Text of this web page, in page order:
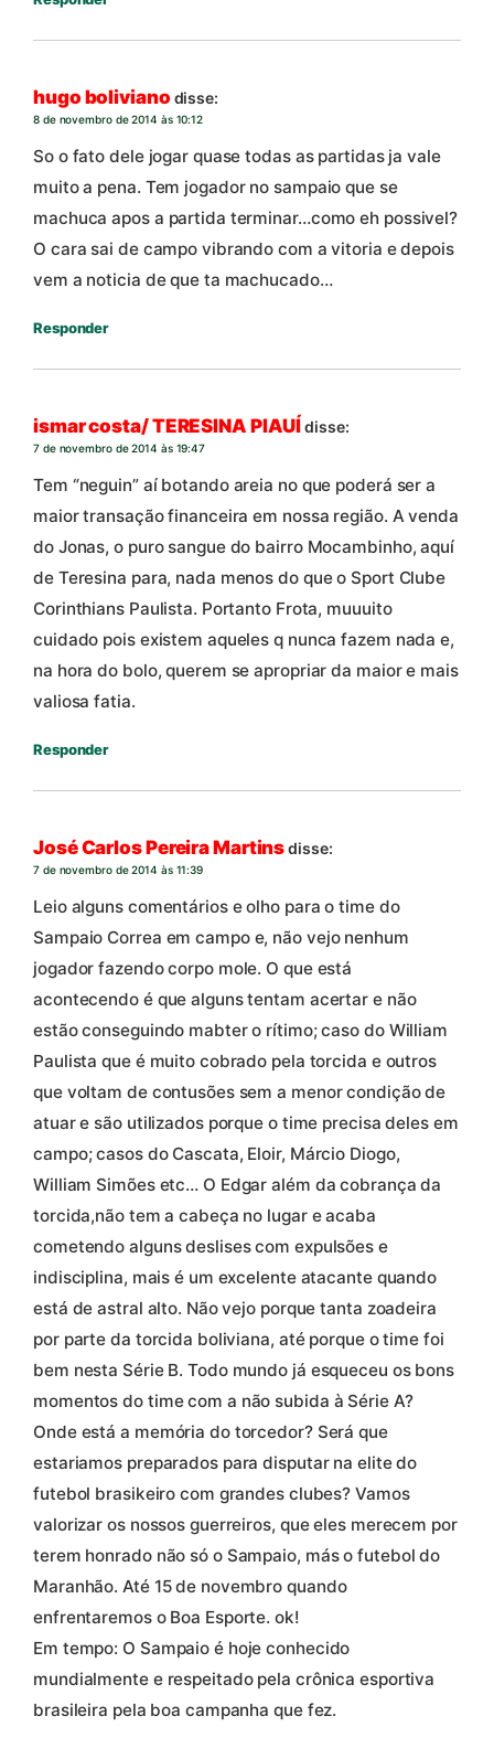
hugo boliviano disse:
8 de novembro de 2014 às 10:12
So o fato dele jogar quase todas as partidas ja vale
muito a pena. Tem jogador no sampaio que se
machuca apos a partida terminar…como eh possivel?
O cara sai de campo vibrando com a vitoria e depois
vem a noticia de que ta machucado…
Responder
ismar costa/ TERESINA PIAUÍdisse:
7 de novembro de 2014 às 19:47
Tem “neguin” aí botando areia no que poderá ser a
maior transação financeira em nossa região. A venda
do Jonas, o puro sangue do bairro Mocambinho, aquí
de Teresina para, nada menos do que o Sport Clube
Corinthians Paulista. Portanto Frota, muuuito
cuidado pois existem aqueles q nunca fazem nada e,
na hora do bolo, querem se apropriar da maior e mais
valiosa fatia.
Responder
José Carlos Pereira Martinsdisse:
7 de novembro de 2014 às 11:39
Leio alguns comentários e olho para o time do
Sampaio Correa em campo e, não vejo nenhum
jogador fazendo corpo mole. O que está
acontecendo é que alguns tentam acertar e não
estão conseguindo mabter o rítimo; caso do William
Paulista que é muito cobrado pela torcida e outros
que voltam de contusões sem a menor condição de
atuar e são utilizados porque o time precisa deles em
campo; casos do Cascata, Eloir, Márcio Diogo,
William Simões etc… O Edgar além da cobrança da
torcida,não tem a cabeça no lugar e acaba
cometendo alguns deslises com expulsões e
indisciplina, mais é um excelente atacante quando
está de astral alto. Não vejo porque tanta zoadeira
por parte da torcida boliviana, até porque o time foi
bem nesta Série B. Todo mundo já esqueceu os bons
momentos do time com a não subida à Série A?
Onde está a memória do torcedor? Será que
estariamos preparados para disputar na elite do
futebol brasikeiro com grandes clubes? Vamos
valorizar os nossos guerreiros, que eles merecem por
terem honrado não só o Sampaio, más o futebol do
Maranhão. Até 15 de novembro quando
enfrentaremos o Boa Esporte. ok!
Em tempo: O Sampaio é hoje conhecido
mundialmente e respeitado pela crônica esportiva
brasileira pela boa campanha que fez.